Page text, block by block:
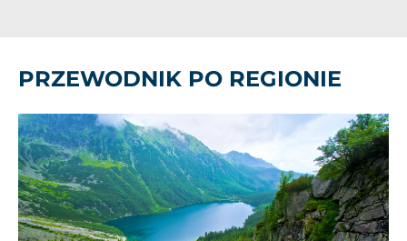
PRZEWODNIK PO REGIONIE